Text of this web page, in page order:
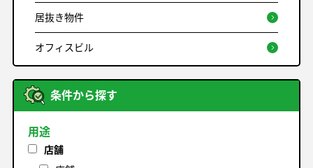
居抜き物件
オフィスビル
条件から探す
用途
店舗